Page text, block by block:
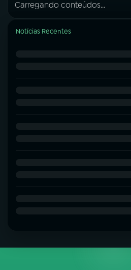
Carregando conteúdos...
Notícias Recentes